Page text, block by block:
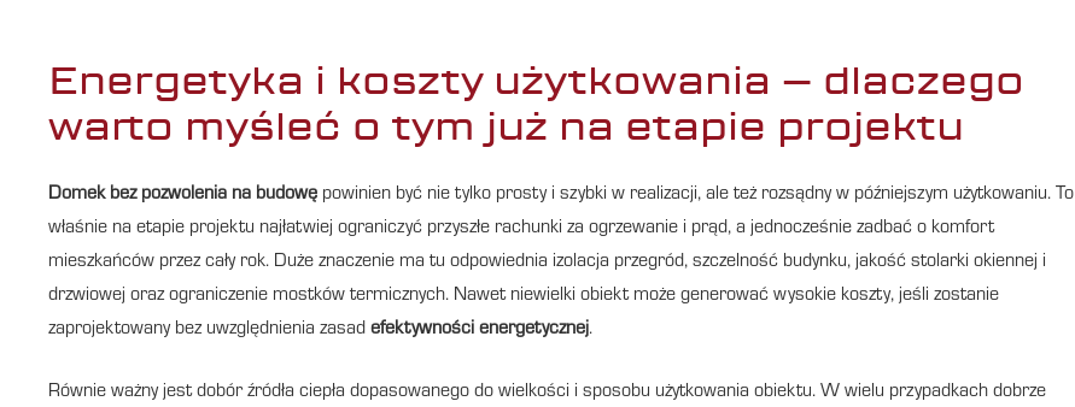
Energetyka i koszty użytkowania – dlaczego
warto myśleć o tym już na etapie projektu
Domek bez pozwolenia na budowę powinien być nie tylko prosty i szybki w realizacji, ale też rozsądny w późniejszym użytkowaniu. To
właśnie na etapie projektu najłatwiej ograniczyć przyszłe rachunki za ogrzewanie i prąd, a jednocześnie zadbać o komfort
mieszkańców przez cały rok. Duże znaczenie ma tu odpowiednia izolacja przegród, szczelność budynku, jakość stolarki okiennej i
drzwiowej oraz ograniczenie mostków termicznych. Nawet niewielki obiekt może generować wysokie koszty, jeśli zostanie
zaprojektowany bez uwzględnienia zasad efektywności energetycznej.
Równie ważny jest dobór źródła ciepła dopasowanego do wielkości i sposobu użytkowania obiektu. W wielu przypadkach dobrze